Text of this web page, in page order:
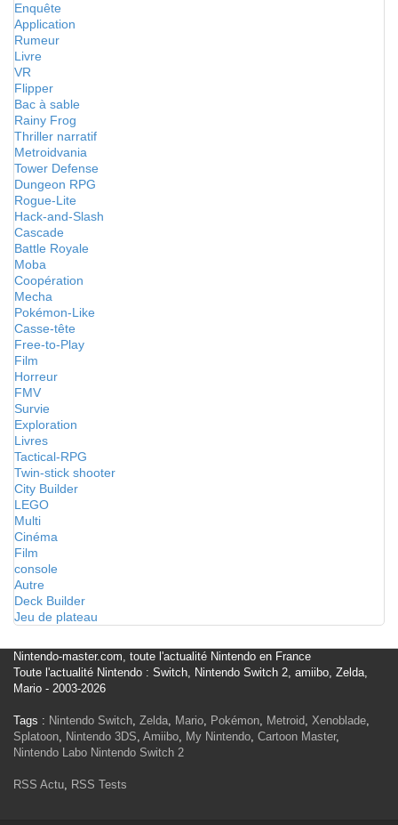
Enquête
Application
Rumeur
Livre
VR
Flipper
Bac à sable
Rainy Frog
Thriller narratif
Metroidvania
Tower Defense
Dungeon RPG
Rogue-Lite
Hack-and-Slash
Cascade
Battle Royale
Moba
Coopération
Mecha
Pokémon-Like
Casse-tête
Free-to-Play
Film
Horreur
FMV
Survie
Exploration
Livres
Tactical-RPG
Twin-stick shooter
City Builder
LEGO
Multi
Cinéma
Film
console
Autre
Deck Builder
Jeu de plateau
Nintendo-master.com, toute l'actualité Nintendo en France
Toute l'actualité Nintendo : Switch, Nintendo Switch 2, amiibo, Zelda,
Mario - 2003-2026
Tags : Nintendo Switch, Zelda, Mario, Pokémon, Metroid, Xenoblade,
Splatoon, Nintendo 3DS, Amiibo, My Nintendo, Cartoon Master,
Nintendo Labo Nintendo Switch 2
RSS Actu, RSS Tests